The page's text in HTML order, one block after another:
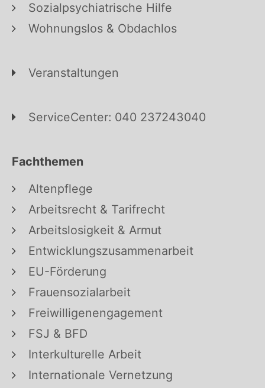
Sozialpsychiatrische Hilfe
Wohnungslos & Obdachlos
Veranstaltungen
ServiceCenter: 040 237243040
Fachthemen
Altenpflege
Arbeitsrecht & Tarifrecht
Arbeitslosigkeit & Armut
Entwicklungszusammenarbeit
EU-Förderung
Frauensozialarbeit
Freiwilligenengagement
FSJ & BFD
Interkulturelle Arbeit
Internationale Vernetzung